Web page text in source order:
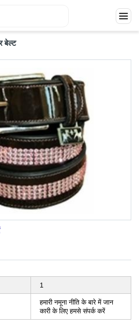
बेल्ट
1
हमारी नमूना नीति के बारे में जान
कारी के लिए हमसे संपर्क करें